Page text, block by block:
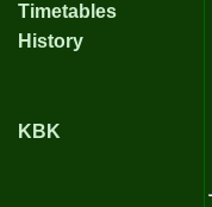
Timetables
History
KBK